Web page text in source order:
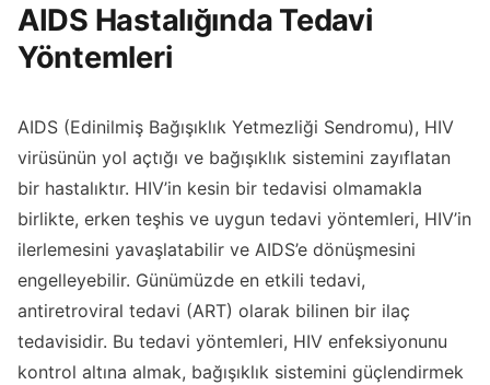
AIDS Hastalığında Tedavi
Yöntemleri
AIDS (Edinilmiş Bağışıklık Yetmezliği Sendromu), HIV
virüsünün yol açtığı ve bağışıklık sistemini zayıflatan
bir hastalıktır. HIV’in kesin bir tedavisi olmamakla
birlikte, erken teşhis ve uygun tedavi yöntemleri, HIV’in
ilerlemesini yavaşlatabilir ve AIDS’e dönüşmesini
engelleyebilir. Günümüzde en etkili tedavi,
antiretroviral tedavi (ART) olarak bilinen bir ilaç
tedavisidir. Bu tedavi yöntemleri, HIV enfeksiyonunu
kontrol altına almak, bağışıklık sistemini güçlendirmek